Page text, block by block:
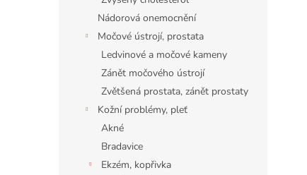
Nádorová onemocnění
Močové ústrojí, prostata
Ledvinové a močové kameny
Zánět močového ústrojí
Zvětšená prostata, zánět prostaty
Kožní problémy, pleť
Akné
Bradavice
Ekzém, kopřivka